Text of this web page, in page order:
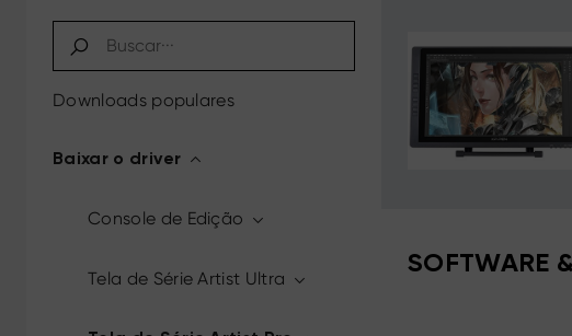
Downloads populares
Baixar o driver
Console de Edição
Tela de Série Artist Ultra
SOFTWARE